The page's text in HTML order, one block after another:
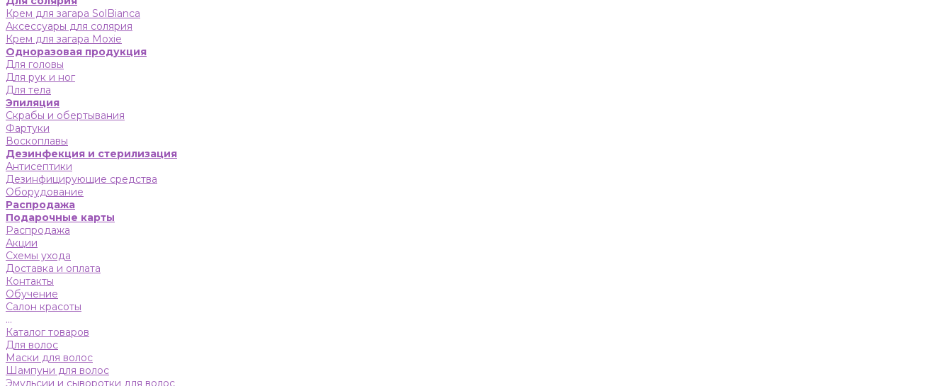
Крем для загара SolBianca
Аксессуары для солярия
Крем для загара Moxie
Одноразовая продукция
Для головы
Для рук и ног
Для тела
Эпиляция
Скрабы и обертывания
Фартуки
Воскоплавы
Дезинфекция и стерилизация
Антисептики
Дезинфицирующие средства
Оборудование
Распродажа
Подарочные карты
Распродажа
Акции
Схемы ухода
Доставка и оплата
Контакты
Обучение
Салон красоты
...
Каталог товаров
Для волос
Маски для волос
Шампуни для волос
Эмульсии и сыворотки для волос